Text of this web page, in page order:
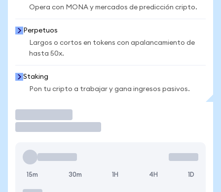
Opera con MONA y mercados de predicción cripto.
Perpetuos
Largos o cortos en tokens con apalancamiento de
hasta 50x.
Staking
Pon tu cripto a trabajar y gana ingresos pasivos.
15m 30m 1H 4H 1D